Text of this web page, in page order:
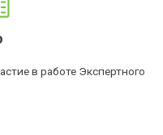
в работе Экспертного